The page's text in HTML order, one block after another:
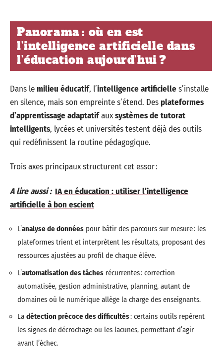
Panorama : où en est
l’intelligence artificielle dans
l’éducation aujourd’hui ?
Dans lemilieu éducatif, l’intelligence artificielles’installe
en silence, mais son empreinte s’étend. Desplateformes
d’apprentissage adaptatifauxsystèmes de tutorat
intelligents, lycées et universités testent déjà des outils
qui redéfinissent la routine pédagogique.
Trois axes principaux structurent cet essor :
A lire aussi : IA en éducation : utiliser l’intelligence
artificielle à bon escient
L’analyse de données pour bâtir des parcours sur mesure : les
plateformes trient et interprètent les résultats, proposant des
ressources ajustées au profil de chaque élève.
L’automatisation des tâches récurrentes : correction
automatisée, gestion administrative, planning, autant de
domaines où le numérique allège la charge des enseignants.
La détection précoce des difficultés: certains outils repèrent
les signes de décrochage ou les lacunes, permettant d’agir
avant l’échec.